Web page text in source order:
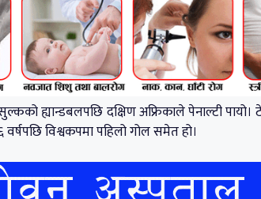
ह्यान्डबलपछि दक्षिण अफ्रिकाले पेनाल्टी
वर्षपछि विश्वकपमा पहिलो गोल समेत हो।